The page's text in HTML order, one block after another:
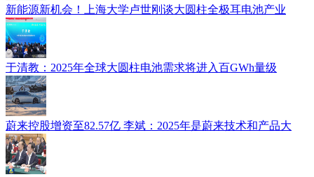
新能源新机会！上海大学卢世刚谈大圆柱全极耳电池产业
于清教：2025年全球大圆柱电池需求将进入百GWh量级
蔚来控股增资至82.57亿 李斌：2025年是蔚来技术和产品大